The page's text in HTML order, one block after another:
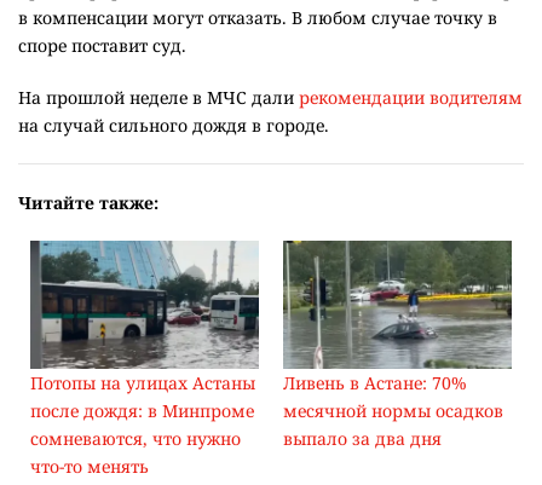
в компенсации могут отказать. В любом случае точку в
споре поставит суд.
На прошлой неделе в МЧС дали рекомендации водителям
на случай сильного дождя в городе.
Читайте также:
Потопы на улицах Астаны
после дождя: в Минпроме
сомневаются, что нужно
что-то менять
Ливень в Астане: 70%
месячной нормы осадков
выпало за два дня